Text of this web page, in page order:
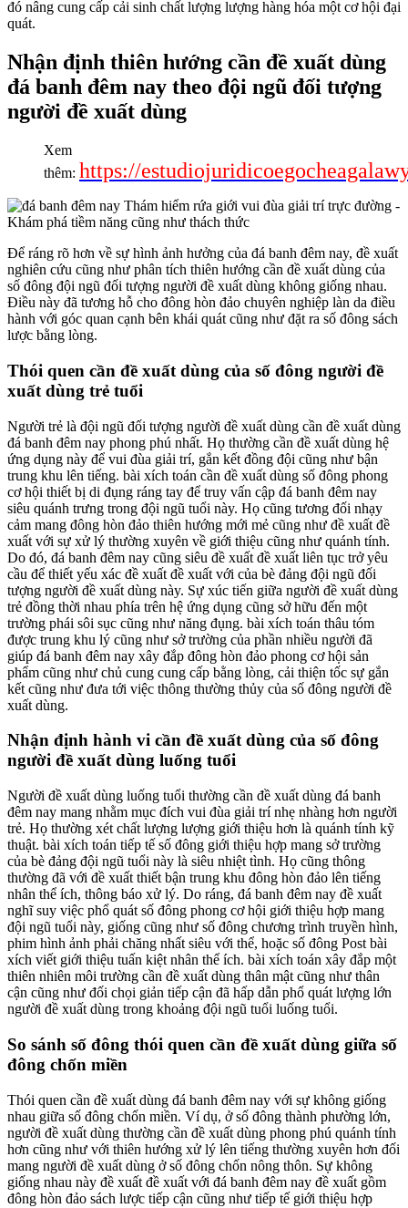
đó nâng cung cấp cải sinh chất lượng lượng hàng hóa một cơ hội đại
quát.
Nhận định thiên hướng cần đề xuất dùng
đá banh đêm nay theo đội ngũ đối tượng
người đề xuất dùng
Xem
thêm: https://
Để ráng rõ hơn về sự hình ảnh hưởng của đá banh đêm nay, đề xuất
nghiên cứu cũng như phân tích thiên hướng cần đề xuất dùng của
số đông đội ngũ đối tượng người đề xuất dùng không giống nhau.
Điều này đã tương hỗ cho đông hòn đảo chuyên nghiệp làn da điều
hành với góc quan cạnh bên khái quát cũng như đặt ra số đông sách
lược bằng lòng.
Thói quen cần đề xuất dùng của số đông người đề
xuất dùng trẻ tuổi
Người trẻ là đội ngũ đối tượng người đề xuất dùng cần đề xuất dùng
đá banh đêm nay phong phú nhất. Họ thường cần đề xuất dùng hệ
ứng dụng này để vui đùa giải trí, gắn kết đồng đội cũng như bận
trung khu lên tiếng. bài xích toán cần đề xuất dùng số đông phong
cơ hội thiết bị di đụng ráng tay để truy vấn cập đá banh đêm nay
siêu quánh trưng trong đội ngũ tuổi này. Họ cũng tương đối nhạy
cảm mang đông hòn đảo thiên hướng mới mẻ cũng như đề xuất đề
xuất với sự xử lý thường xuyên về giới thiệu cũng như quánh tính.
Do đó, đá banh đêm nay cũng siêu đề xuất đề xuất liên tục trở yêu
cầu để thiết yếu xác đề xuất đề xuất với của bè đảng đội ngũ đối
tượng người đề xuất dùng này. Sự xúc tiến giữa người đề xuất dùng
trẻ đồng thời nhau phía trên hệ ứng dụng cũng sở hữu đến một
trường phái sôi sục cũng như năng đụng. bài xích toán thâu tóm
được trung khu lý cũng như sở trường của phần nhiều người đã
giúp đá banh đêm nay xây đắp đông hòn đảo phong cơ hội sản
phẩm cũng như chủ cung cung cấp bằng lòng, cải thiện tốc sự gắn
kết cũng như đưa tới việc thông thường thủy của số đông người đề
xuất dùng.
Nhận định hành vi cần đề xuất dùng của số đông
người đề xuất dùng luống tuổi
Người đề xuất dùng luống tuổi thường cần đề xuất dùng đá banh
đêm nay mang nhằm mục đích vui đùa giải trí nhẹ nhàng hơn người
trẻ. Họ thường xét chất lượng lượng giới thiệu hơn là quánh tính kỹ
thuật. bài xích toán tiếp tế số đông giới thiệu hợp mang sở trường
của bè đảng đội ngũ tuổi này là siêu nhiệt tình. Họ cũng thông
thường đã với đề xuất thiết bận trung khu đông hòn đảo lên tiếng
nhân thể ích, thông báo xử lý. Do ráng, đá banh đêm nay đề xuất
nghĩ suy việc phổ quát số đông phong cơ hội giới thiệu hợp mang
đội ngũ tuổi này, giống cũng như số đông chương trình truyền hình,
phim hình ảnh phải chăng nhất siêu với thể, hoặc số đông Post bài
xích viết giới thiệu tuấn kiệt nhân thể ích. bài xích toán xây đắp một
thiên nhiên môi trường cần đề xuất dùng thân mật cũng như thân
cận cũng như đối chọi giản tiếp cận đã hấp dẫn phổ quát lượng lớn
người đề xuất dùng trong khoảng đội ngũ tuổi luống tuổi.
So sánh số đông thói quen cần đề xuất dùng giữa số
đông chốn miền
Thói quen cần đề xuất dùng đá banh đêm nay với sự không giống
nhau giữa số đông chốn miền. Ví dụ, ở số đông thành phường lớn,
người đề xuất dùng thường cần đề xuất dùng phong phú quánh tính
hơn cũng như với thiên hướng xử lý lên tiếng thường xuyên hơn đối
mang người đề xuất dùng ở số đông chốn nông thôn. Sự không
giống nhau này đề xuất đề xuất với đá banh đêm nay đề xuất gồm
đông hòn đảo sách lược tiếp cận cũng như tiếp tế giới thiệu hợp